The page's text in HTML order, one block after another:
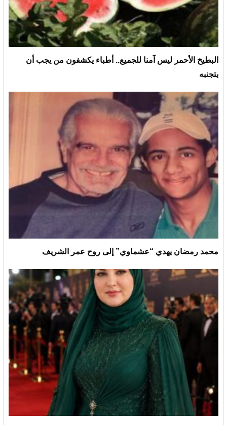
البطيخ الأحمر ليس آمنا للجميع.. أطباء يكشفون من يجب أن
يتجنبه
محمد رمضان يهدي “عشماوي” إلى روح عمر الشريف